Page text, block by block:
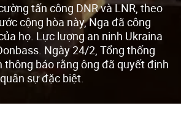
tấn công DNR và LNR, theo
cộng hòa này, Nga đã công
họ. Lực lượng an ninh Ukraina
Ngày 24/2, Tổng thống
thông báo rằng ông đã quyết định
sự đặc biệt.